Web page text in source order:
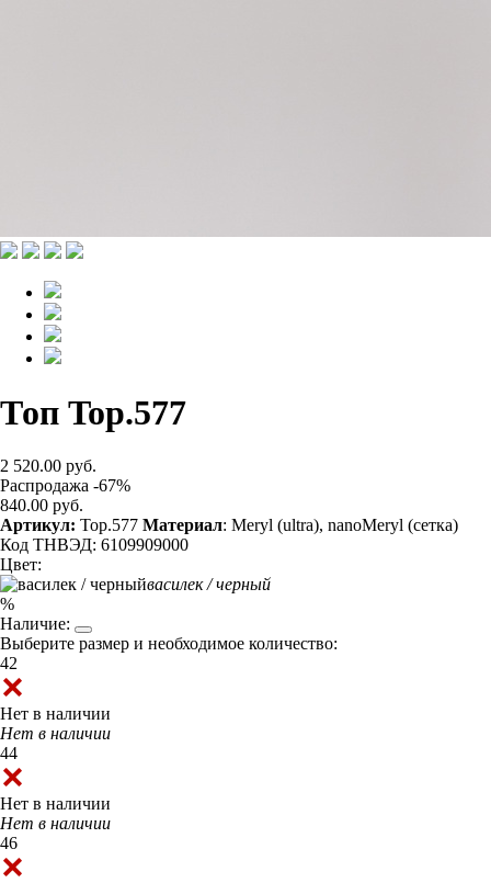
Топ Top.577
2 520.00 руб.
Распродажа -67%
840.00 руб.
Артикул: Top.577 Материал: Meryl (ultra), nanoMeryl (сетка)
Код ТНВЭД: 6109909000
Цвет:
василек / черный
%
Наличие:
Выберите размер и необходимое количество:
42
Нет в наличии
Нет в наличии
44
Нет в наличии
Нет в наличии
46